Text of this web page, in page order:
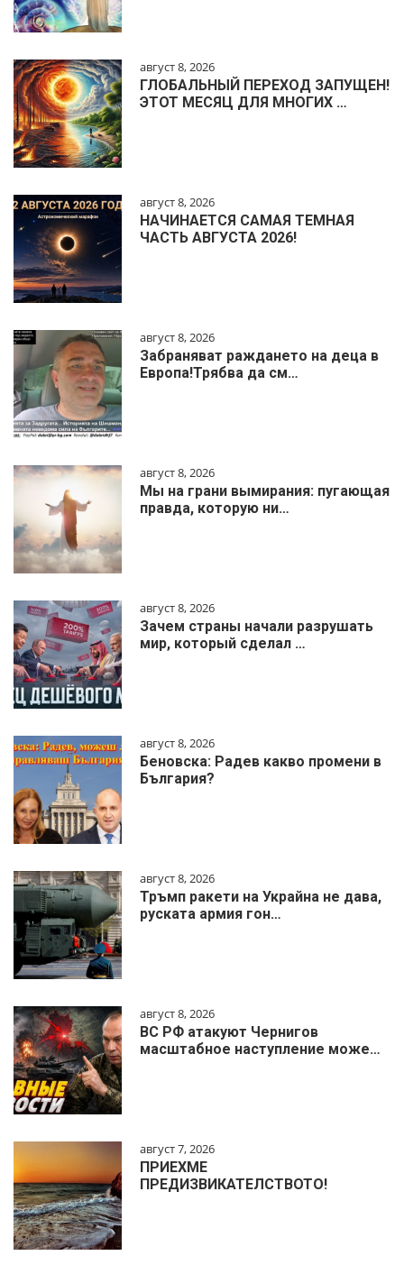
август 8, 2026
ГЛОБАЛЬНЫЙ ПЕРЕХОД ЗАПУЩЕН!
ЭТОТ МЕСЯЦ ДЛЯ МНОГИХ …
август 8, 2026
НАЧИНАЕТСЯ САМАЯ ТЕМНАЯ
ЧАСТЬ АВГУСТА 2026!
август 8, 2026
Забраняват раждането на деца в
Европа!Трябва да см…
август 8, 2026
Мы на грани вымирания: пугающая
правда, которую ни…
август 8, 2026
Зачем страны начали разрушать
мир, который сделал …
август 8, 2026
Беновска: Радев какво промени в
България?
август 8, 2026
Тръмп ракети на Украйна не дава,
руската армия гон…
август 8, 2026
ВС РФ атакуют Чернигов
масштабное наступление може…
август 7, 2026
ПРИЕХМЕ
ПРЕДИЗВИКАТЕЛСТВОТО!